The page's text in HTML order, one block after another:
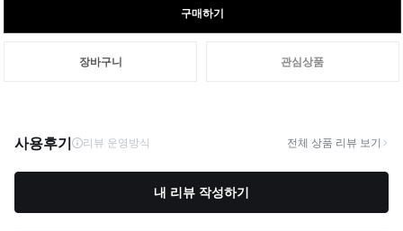
구매하기
장바구니 관심상품